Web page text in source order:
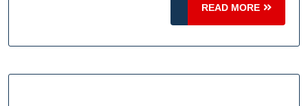
Leidenschaft
READ MORE
READ
MORE